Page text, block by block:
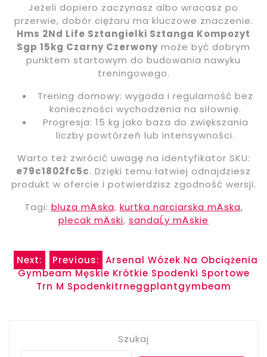
Jeżeli dopiero zaczynasz albo wracasz po
przerwie, dobór ciężaru ma kluczowe znaczenie.
Hms 2Nd Life Sztangielki Sztanga Kompozyt
Sgp 15kg Czarny Czerwony może być dobrym
punktem startowym do budowania nawyku
treningowego.
Trening domowy: wygoda i regularność bez
konieczności wychodzenia na siłownię.
Progresja: 15 kg jako baza do zwiększania
liczby powtórzeń lub intensywności.
Warto też zwrócić uwagę na identyfikator SKU:
e79c1802fc5c. Dzięki temu łatwiej odnajdziesz
produkt w ofercie i potwierdzisz zgodność wersji.
Tagi: bluza mÄska, kurtka narciarska mÄska,
plecak mÄski, sandaĹy mÄskie
Nawigacja
wpisu
Previous: Arsenal Wózek Na Obciążenia
Next:
Gymbeam Męskie Krótkie Spodenki Sportowe
Trn M Spodenkitrneggplantgymbeam
Szukaj